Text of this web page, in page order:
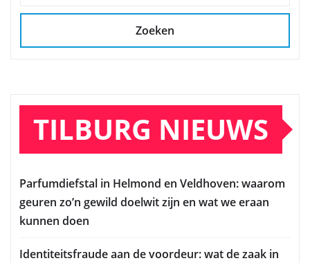
Zoeken
TILBURG NIEUWS
Parfumdiefstal in Helmond en Veldhoven: waarom
geuren zo’n gewild doelwit zijn en wat we eraan
kunnen doen
Identiteitsfraude aan de voordeur: wat de zaak in